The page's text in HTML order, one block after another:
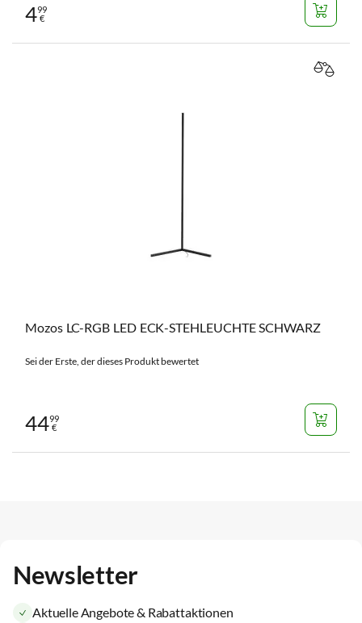
499
€
Mozos LC-RGB LED ECK-STEHLEUCHTE SCHWARZ
Sei der Erste, der dieses Produkt bewertet
4499
€
Newsletter
Aktuelle Angebote & Rabattaktionen